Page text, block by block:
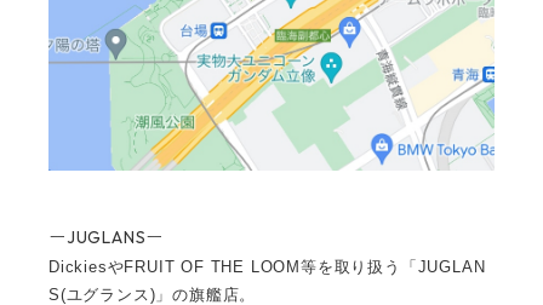
ーJUGLANSー
DickiesやFRUIT OF THE LOOM等を取り扱う「JUGLAN
S(ユグランス)」の旗艦店。